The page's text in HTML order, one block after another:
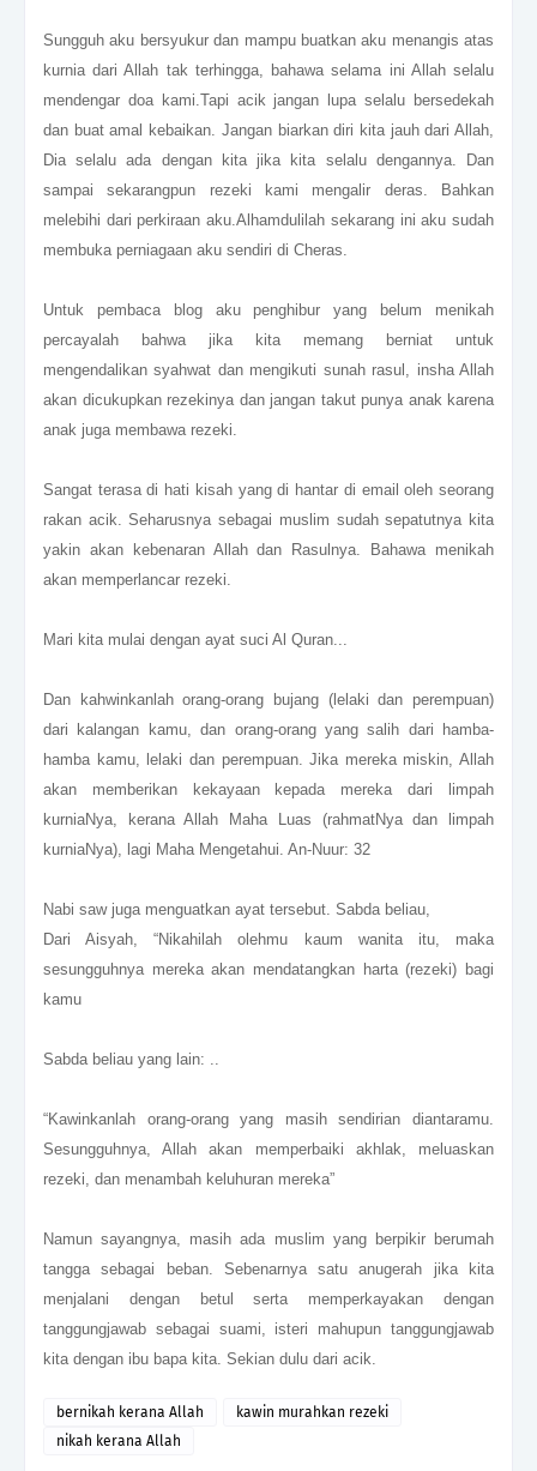
Sungguh aku bersyukur dan mampu buatkan aku menangis atas
kurnia dari Allah tak terhingga, bahawa selama ini Allah selalu
mendengar doa kami.Tapi acik jangan lupa selalu bersedekah
dan buat amal kebaikan. Jangan biarkan diri kita jauh dari Allah,
Dia selalu ada dengan kita jika kita selalu dengannya. Dan
sampai sekarangpun rezeki kami mengalir deras. Bahkan
melebihi dari perkiraan aku.Alhamdulilah sekarang ini aku sudah
membuka perniagaan aku sendiri di Cheras.
Untuk pembaca blog aku penghibur yang belum menikah
percayalah bahwa jika kita memang berniat untuk
mengendalikan syahwat dan mengikuti sunah rasul, insha Allah
akan dicukupkan rezekinya dan jangan takut punya anak karena
anak juga membawa rezeki.
Sangat terasa di hati kisah yang di hantar di email oleh seorang
rakan acik. Seharusnya sebagai muslim sudah sepatutnya kita
yakin akan kebenaran Allah dan Rasulnya. Bahawa menikah
akan memperlancar rezeki.
Mari kita mulai dengan ayat suci Al Quran...
Dan kahwinkanlah orang-orang bujang (lelaki dan perempuan)
dari kalangan kamu, dan orang-orang yang salih dari hamba-
hamba kamu, lelaki dan perempuan. Jika mereka miskin, Allah
akan memberikan kekayaan kepada mereka dari limpah
kurniaNya, kerana Allah Maha Luas (rahmatNya dan limpah
kurniaNya), lagi Maha Mengetahui. An-Nuur: 32
Nabi saw juga menguatkan ayat tersebut. Sabda beliau,
Dari Aisyah, “Nikahilah olehmu kaum wanita itu, maka
sesungguhnya mereka akan mendatangkan harta (rezeki) bagi
kamu
Sabda beliau yang lain: ..
“Kawinkanlah orang-orang yang masih sendirian diantaramu.
Sesungguhnya, Allah akan memperbaiki akhlak, meluaskan
rezeki, dan menambah keluhuran mereka”
Namun sayangnya, masih ada muslim yang berpikir berumah
tangga sebagai beban. Sebenarnya satu anugerah jika kita
menjalani dengan betul serta memperkayakan dengan
tanggungjawab sebagai suami, isteri mahupun tanggungjawab
kita dengan ibu bapa kita. Sekian dulu dari acik.
bernikah kerana Allah
kawin murahkan rezeki
nikah kerana Allah